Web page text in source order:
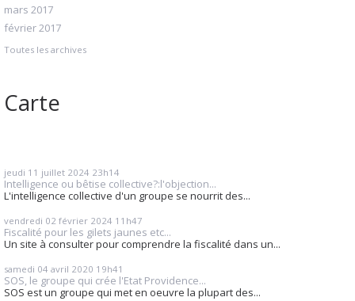
mars 2017
février 2017
Toutes les archives
Carte
jeudi 11 juillet 2024 23h14
Intelligence ou bêtise collective?:l'objection...
L'intelligence collective d'un groupe se nourrit des...
vendredi 02 février 2024 11h47
Fiscalité pour les gilets jaunes etc...
Un site à consulter pour comprendre la fiscalité dans un...
samedi 04 avril 2020 19h41
SOS, le groupe qui crée l'Etat Providence...
SOS est un groupe qui met en oeuvre la plupart des...